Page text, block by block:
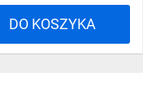
DO KOSZYKA